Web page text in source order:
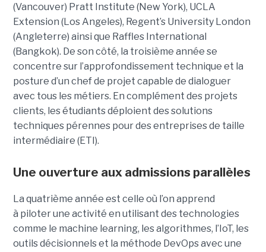
(Vancouver) Pratt Institute (New York), UCLA
Extension (Los Angeles), Regent’s University London
(Angleterre) ainsi que Raffles International
(Bangkok). De son côté, la troisième année se
concentre sur l’approfondissement technique et la
posture d’un chef de projet capable de dialoguer
avec tous les métiers. En complément des projets
clients, les étudiants déploient des solutions
techniques pérennes pour des entreprises de taille
intermédiaire (ETI).
Une ouverture aux admissions parallèles
La quatrième année est celle où l’on apprend
à piloter une activité en utilisant des technologies
comme le machine learning, les algorithmes, l’IoT, les
outils décisionnels et la méthode DevOps avec une